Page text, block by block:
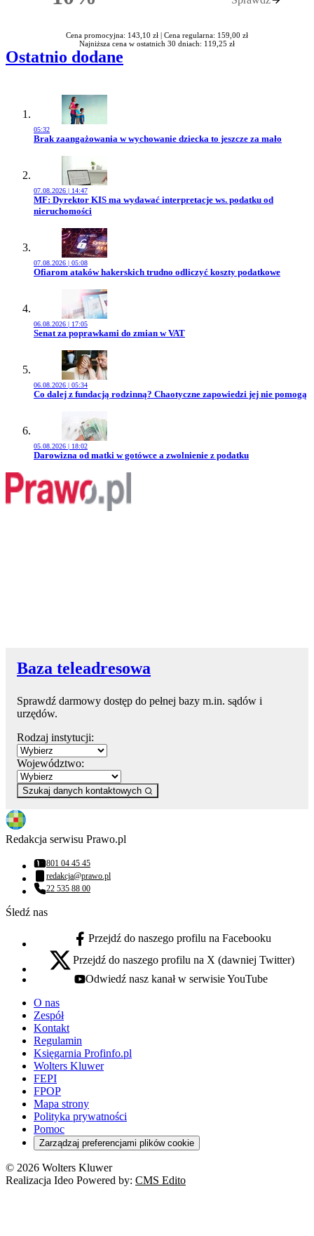
Rabatu
Cena promocyjna: 143,10 zł | Cena regularna: 159,00 zł
Najniższa cena w ostatnich 30 dniach: 119,25 zł
Ostatnio dodane
05:32
Przejdź do artykułu:
Brak zaangażowania w wychowanie dziecka to jeszcze za mało
07.08.2026 | 14:47
Przejdź do artykułu:
MF: Dyrektor KIS ma wydawać interpretacje ws. podatku od
nieruchomości
07.08.2026 | 05:08
Przejdź do artykułu:
Ofiarom ataków hakerskich trudno odliczyć koszty podatkowe
06.08.2026 | 17:05
Przejdź do artykułu:
Senat za poprawkami do zmian w VAT
06.08.2026 | 05:34
Przejdź do artykułu:
Co dalej z fundacją rodzinną? Chaotyczne zapowiedzi jej nie pomogą
05.08.2026 | 18:02
Przejdź do artykułu:
Darowizna od matki w gotówce a zwolnienie z podatku
Baza teleadresowa
Sprawdź darmowy dostęp do pełnej bazy m.in. sądów i
urzędów.
Rodzaj instytucji:
Województwo:
Szukaj danych kontaktowych
Redakcja serwisu Prawo.pl
Numer telefonu:
801 04 45 45
Adres email:
redakcja@prawo.pl
Numer telefonu:
22 535 88 00
Śledź nas
facebook - otwiera się w nowej karcie
Przejdź do naszego profilu na Facebooku
x - otwiera się w nowej karcie
Przejdź do naszego profilu na X (dawniej Twitter)
youtube - otwiera się w nowej karcie
Odwiedź nasz kanał w serwisie YouTube
O nas
Zespół
Kontakt
Regulamin
Księgarnia Profinfo.pl
Wolters Kluwer
FEPI
FPOP
Mapa strony
Polityka prywatności
Pomoc
Zarządzaj preferencjami plików cookie
© 2026 Wolters Kluwer
Realizacja Ideo Powered by: CMS Edito